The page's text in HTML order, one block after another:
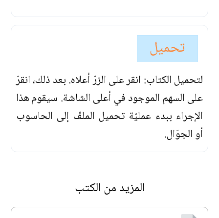
تحميل
لتحميل الكتاب: انقر على الزرّ أعلاه. بعد ذلك، انقرّ
على السهم الموجود في أعلى الشاشة. سيقوم هذا
الإجراء ببدء عمليّة تحميل الملفّ إلى الحاسوب
أو الجوّال.
المزيد من الكتب